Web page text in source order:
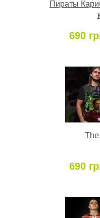
Пираты
690
690